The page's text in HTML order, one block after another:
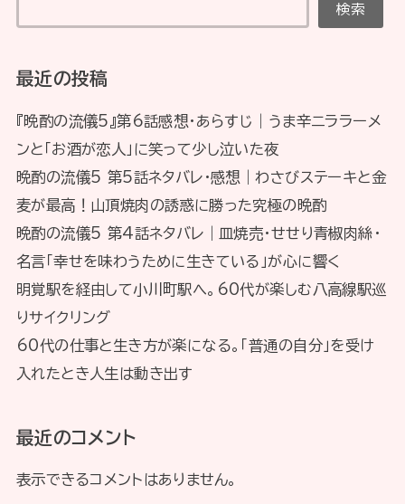
検索
最近の投稿
『晩酌の流儀5』第6話感想・あらすじ｜うま辛ニララーメ
ンと「お酒が恋人」に笑って少し泣いた夜
晩酌の流儀5 第5話ネタバレ・感想｜わさびステーキと金
麦が最高！山頂焼肉の誘惑に勝った究極の晩酌
晩酌の流儀5 第4話ネタバレ｜皿焼売・せせり青椒肉絲・
名言「幸せを味わうために生きている」が心に響く
明覚駅を経由して小川町駅へ。60代が楽しむ八高線駅巡
りサイクリング
60代の仕事と生き方が楽になる。「普通の自分」を受け
入れたとき人生は動き出す
最近のコメント
表示できるコメントはありません。